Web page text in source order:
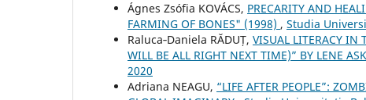
Ágnes Zsófia KOVÁCS, PRECARITY AND
FARMING OF BONES" (1998) , Studia
Raluca‐Daniela RĂDUȚ, VISUAL LITERACY IN
WILL BE ALL RIGHT NEXT TIME)” BY LENE ASK
2020
Adriana NEAGU, “LIFE AFTER PEOPLE”: